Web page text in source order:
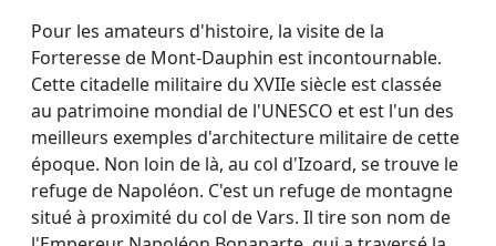
Pour les amateurs d'histoire, la visite de la
Forteresse de Mont-Dauphin est incontournable.
Cette citadelle militaire du XVIIe siècle est classée
au patrimoine mondial de l'UNESCO et est l'un des
meilleurs exemples d'architecture militaire de cette
époque. Non loin de là, au col d'Izoard, se trouve le
refuge de Napoléon. C'est un refuge de montagne
situé à proximité du col de Vars. Il tire son nom de